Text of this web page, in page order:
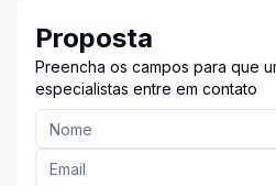
Proposta
Preencha os campos para que
especialistas entre em contato